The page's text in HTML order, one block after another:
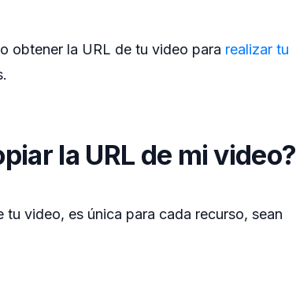
obtener la URL de tu video para realizar tu
la URL de mi video?
video, es única para cada recurso, sean